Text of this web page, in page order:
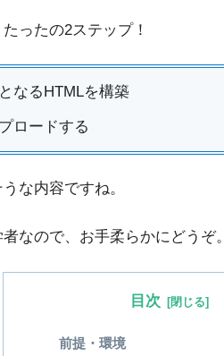
ったの2ステップ！
なるHTMLを構築
ロードする
な内容ですね。
なので、お手柔らかにどうぞ。
目次
前提・環境